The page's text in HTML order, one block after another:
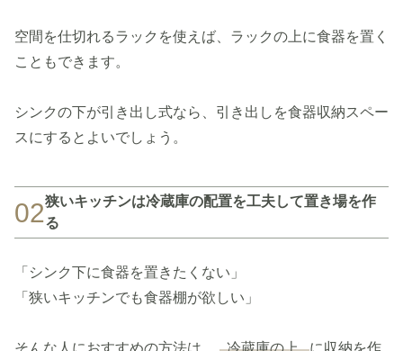
空間を仕切れるラックを使えば、ラックの上に食器を置く
こともできます。
シンクの下が引き出し式なら、引き出しを食器収納スペー
スにするとよいでしょう。
02狭いキッチンは冷蔵庫の配置を工夫して置き場を作
る
「シンク下に食器を置きたくない」
「狭いキッチンでも食器棚が欲しい」
そんな人におすすめの方法は、 冷蔵庫の上 に収納を作